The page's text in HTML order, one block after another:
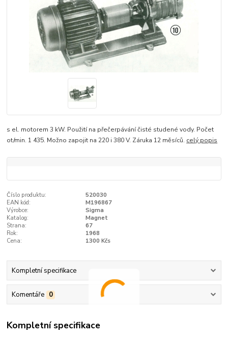
s el. motorem 3 kW. Použití na přečerpávání čisté studené vody. Počet
ot/min. 1 435. Možno zapojit na 220 i 380 V. Záruka 12 měsíců. celý popis
Číslo produktu:
520030
EAN kód:
M196867
Výrobce:
Sigma
Katalog:
Magnet
Strana:
67
Rok:
1968
Cena:
1300 Kčs
Kompletní specifikace
Komentáře 0
Kompletní specifikace